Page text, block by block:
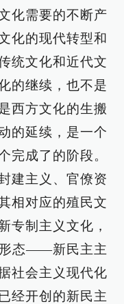
化需要的不断产
化的现代转型和
统文化和近代文
的继续，也不是
西方文化的生搬
的延续，是一个
完成了的阶段。
建主义、官僚资
相对应的殖民文
专制主义文化，
形态——新民主主
社会主义现代化
经开创的新民主